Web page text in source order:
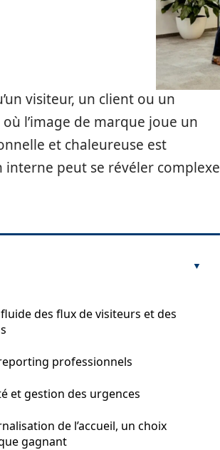
visiteur, un client ou un
l’image de marque joue un
et chaleureuse est
peut se révéler complexe
des flux de visiteurs et des
professionnels
et gestion des urgences
de l’accueil, un choix
gagnant